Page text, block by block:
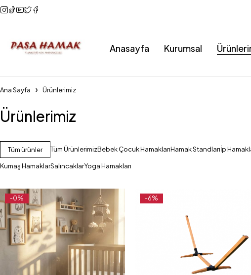
Anasayfa Kurumsal
Ana Sayfa Ürünlerimiz
Ürünlerimiz
Tüm ürünler Tüm ÜrünlerimizBebek Çocuk HamaklarıHamak Standlarıİp
Kumaş HamaklarSalıncaklarYoga Hamakları
-0% -6%